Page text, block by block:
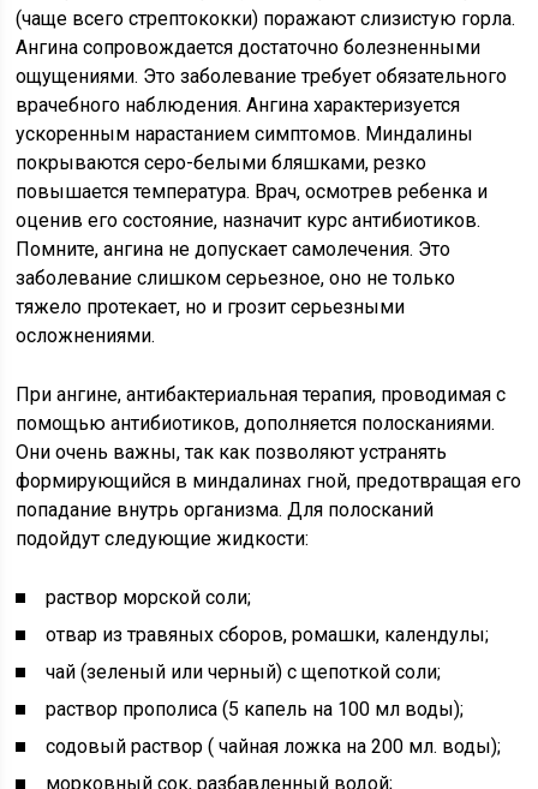
(чаще всего стрептококки) поражают слизистую горла.
Ангина сопровождается достаточно болезненными
ощущениями. Это заболевание требует обязательного
врачебного наблюдения. Ангина характеризуется
ускоренным нарастанием симптомов. Миндалины
покрываются серо-белыми бляшками, резко
повышается температура. Врач, осмотрев ребенка и
оценив его состояние, назначит курс антибиотиков.
Помните, ангина не допускает самолечения. Это
заболевание слишком серьезное, оно не только
тяжело протекает, но и грозит серьезными
осложнениями.
При ангине, антибактериальная терапия, проводимая с
помощью антибиотиков, дополняется полосканиями.
Они очень важны, так как позволяют устранять
формирующийся в миндалинах гной, предотвращая его
попадание внутрь организма. Для полосканий
подойдут следующие жидкости:
раствор морской соли;
отвар из травяных сборов, ромашки, календулы;
чай (зеленый или черный) с щепоткой соли;
раствор прополиса (5 капель на 100 мл воды);
содовый раствор ( чайная ложка на 200 мл. воды);
морковный сок, разбавленный водой;